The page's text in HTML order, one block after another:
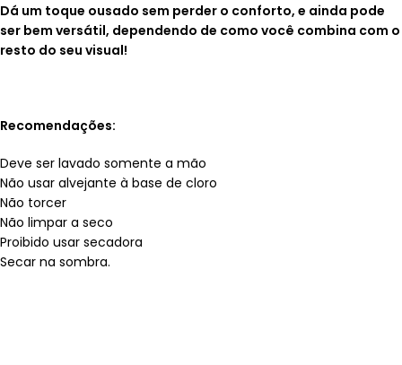
Dá um toque ousado sem perder o conforto, e ainda pode
ser bem versátil, dependendo de como você combina com o
resto do seu visual!
Recomendações:
Deve ser lavado somente a mão
Não usar alvejante à base de cloro
Não torcer
Não limpar a seco
Proibido usar secadora
Secar na sombra.